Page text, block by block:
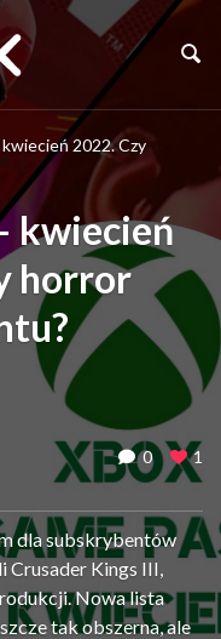
2022. Czy
kwiecień
horror
0 1
dla subskrybentów
Crusader Kings III,
Nowa lista
tak obszerna, ale